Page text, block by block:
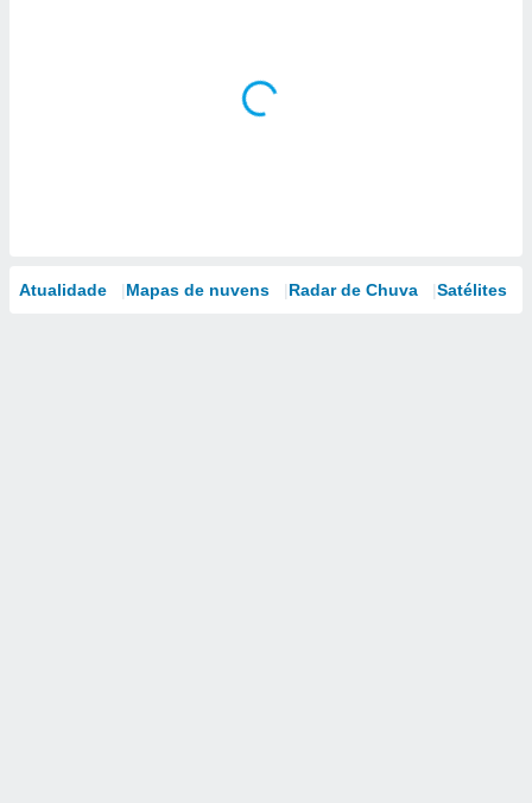
Atualidade Mapas de nuvens Radar de Chuva Satélites